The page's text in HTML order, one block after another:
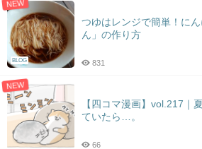
NEW
BLOG
つゆはレンジで簡単！に
ん」の作り方
831
NEW
【四コマ漫画】vol.217｜
ていたら…。
66